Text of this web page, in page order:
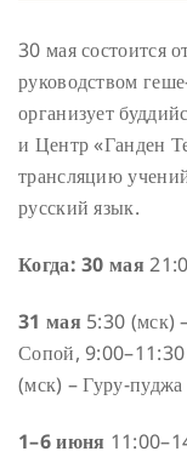
30 мая состоится
руководством
организует
и Центр «Ганден
трансляцию
русский язык.
Когда: 30 мая
31 мая 5:30 (мск)
Сопой, 9:00–11:30
(мск) – Гуру-
1–6 июня